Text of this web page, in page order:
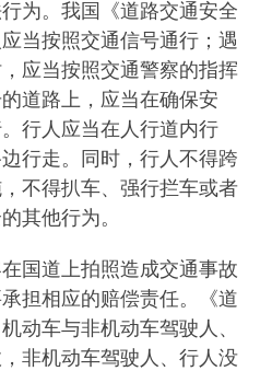
为。我国《道路交通安全
当按照交通信号通行；遇
应当按照交通警察的指挥
道路上，应当在确保安
行人应当在人行道内行
行走。同时，行人不得跨
不得扒车、强行拦车或者
其他行为。
道上拍照造成交通事故
担相应的赔偿责任。《道
动车与非机动车驾驶人、
非机动车驾驶人、行人没